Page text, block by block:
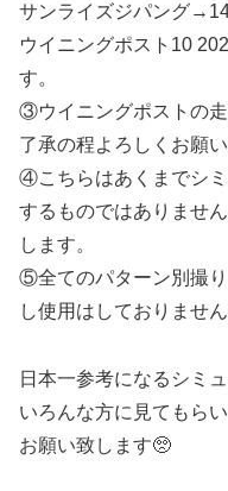
サンライズジパング
ウイニングポスト10
す。
③ウイニングポストの
了承の程よろしくお願い
④こちらはあくまでシ
するものではありませ
します。
⑤全てのパターン別撮
し使用はしておりません
日本一参考になるシミ
いろんな方に見てもら
お願い致します🥺